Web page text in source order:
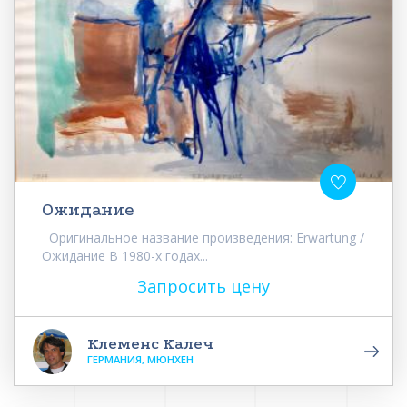
Ожидание
Оригинальное название произведения: Erwartung /
Ожидание В 1980-х годах...
Запросить цену
Клеменс Калеч
ГЕРМАНИЯ, МЮНХЕН